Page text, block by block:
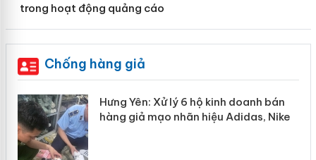
trong hoạt động quảng cáo
Chống hàng giả
Yên: Xử lý 6 hộ kinh doanh bán
giả mạo nhãn hiệu Adidas, Nike
Bảo vệ
“mất